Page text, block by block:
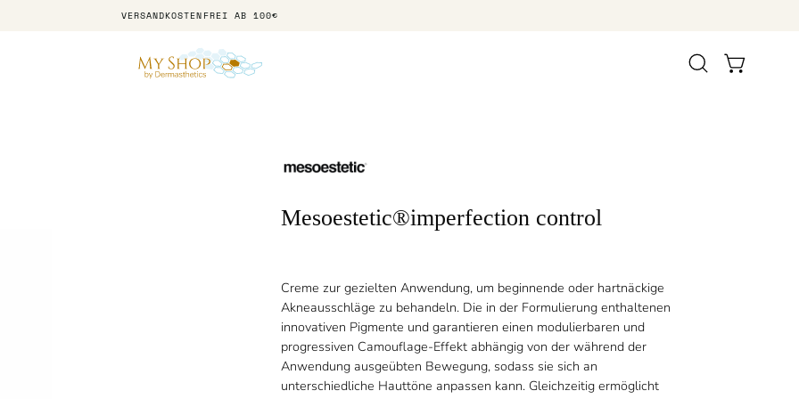
VERSANDKOSTENFREI AB 100€
Suchleiste
Mesoestetic®imperfection control
Creme zur gezielten Anwendung, um beginnende oder hartnäckige
Akneausschläge zu behandeln. Die in der Formulierung enthaltenen
innovativen Pigmente und garantieren einen modulierbaren und
progressiven Camouflage-Effekt abhängig von der während der
Anwendung ausgeübten Bewegung, sodass sie sich an
unterschiedliche Hauttöne anpassen kann. Gleichzeitig ermöglicht